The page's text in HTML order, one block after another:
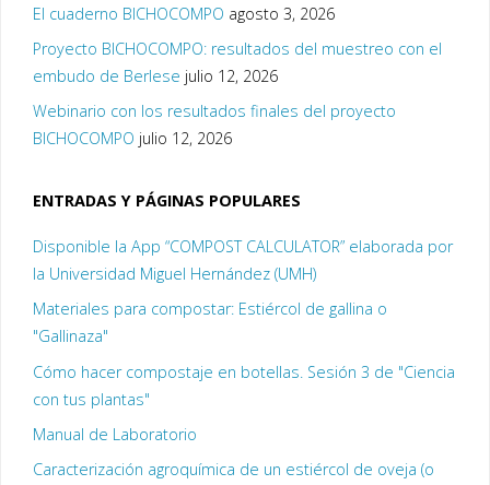
El cuaderno BICHOCOMPO agosto 3, 2026
Proyecto BICHOCOMPO: resultados del muestreo con el
embudo de Berlese julio 12, 2026
Webinario con los resultados finales del proyecto
BICHOCOMPO julio 12, 2026
ENTRADAS Y PÁGINAS POPULARES
Disponible la App “COMPOST CALCULATOR” elaborada por
la Universidad Miguel Hernández (UMH)
Materiales para compostar: Estiércol de gallina o
"Gallinaza"
Cómo hacer compostaje en botellas. Sesión 3 de "Ciencia
con tus plantas"
Manual de Laboratorio
Caracterización agroquímica de un estiércol de oveja (o